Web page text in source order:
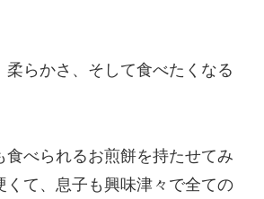
柔らかさ、そして食べたくなる
食べられるお煎餅を持たせてみ
くて、息子も興味津々で全ての